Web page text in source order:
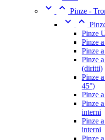
  Pinze -
 
Pinze
Pinze
Pinze
Pinze
(diritti)
Pinze
45°)
Pinze
Pinze
interni
Pinze
interni
Pinze